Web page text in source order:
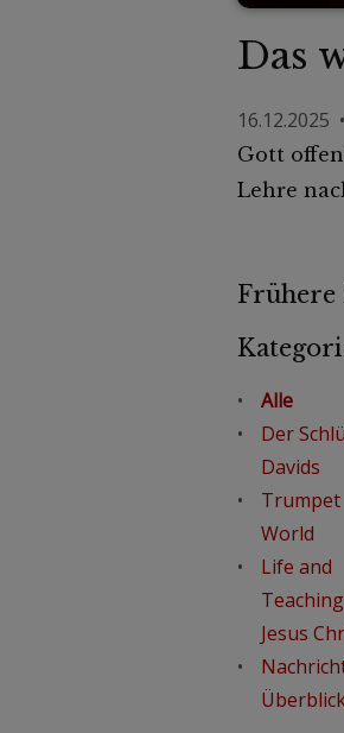
Das
16.12.2025
Gott
Lehre
Alle
Der
Davids
Trumpet
World
Life and
Jesus